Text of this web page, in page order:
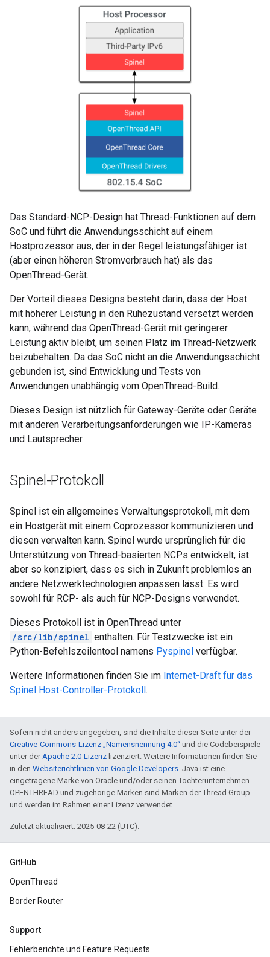
Das Standard-NCP-Design hat Thread-Funktionen auf dem
SoC und führt die Anwendungsschicht auf einem
Hostprozessor aus, der in der Regel leistungsfähiger ist
(aber einen höheren Stromverbrauch hat) als das
OpenThread-Gerät.
Der Vorteil dieses Designs besteht darin, dass der Host
mit höherer Leistung in den Ruhezustand versetzt werden
kann, während das OpenThread-Gerät mit geringerer
Leistung aktiv bleibt, um seinen Platz im Thread-Netzwerk
beizubehalten. Da das SoC nicht an die Anwendungsschicht
gebunden ist, sind Entwicklung und Tests von
Anwendungen unabhängig vom OpenThread-Build.
Dieses Design ist nützlich für Gateway-Geräte oder Geräte
mit anderen Verarbeitungsanforderungen wie IP-Kameras
und Lautsprecher.
Spinel-Protokoll
Spinel ist ein allgemeines Verwaltungsprotokoll, mit dem
ein Hostgerät mit einem Coprozessor kommunizieren und
diesen verwalten kann. Spinel wurde ursprünglich für die
Unterstützung von Thread-basierten NCPs entwickelt, ist
aber so konzipiert, dass es sich in Zukunft problemlos an
andere Netzwerktechnologien anpassen lässt. Es wird
sowohl für RCP- als auch für NCP-Designs verwendet.
Dieses Protokoll ist in OpenThread unter
/src/lib/spinel enthalten. Für Testzwecke ist ein
Python-Befehlszeilentool namens Pyspinel verfügbar.
Weitere Informationen finden Sie im Internet-Draft für das
Spinel Host-Controller-Protokoll .
Sofern nicht anders angegeben, sind die Inhalte dieser Seite unter der
Creative-Commons-Lizenz „Namensnennung 4.0“ und die Codebeispiele
unter derApache 2.0-Lizenz lizenziert. Weitere Informationen finden Sie
in den Websiterichtlinien von Google Developers. Java ist eine
eingetragene Marke von Oracle und/oder seinen Tochterunternehmen.
OPENTHREAD und zugehörige Marken sind Marken der Thread Group
und werden im Rahmen einer Lizenz verwendet.
Zuletzt aktualisiert: 2025-08-22 (UTC).
GitHub
OpenThread
Border Router
Support
Fehlerberichte und Feature Requests